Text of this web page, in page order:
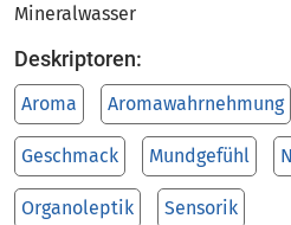
Mineralwasser
Deskriptoren:
Aroma Aromawahrnehmung
Geschmack Mundgefühl
Organoleptik Sensorik